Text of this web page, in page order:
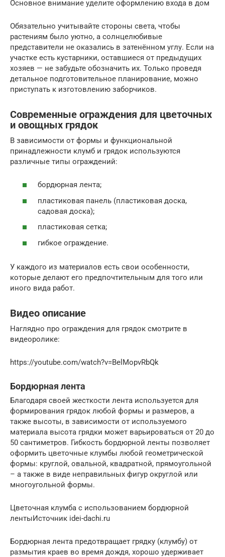
Основное внимание уделите оформлению входа в дом
Обязательно учитывайте стороны света, чтобы
растениям было уютно, а солнцелюбивые
представители не оказались в затенённом углу. Если на
участке есть кустарники, оставшиеся от предыдущих
хозяев — не забудьте обозначить их. Только проведя
детальное подготовительное планирование, можно
приступать к изготовлению заборчиков.
Современные ограждения для цветочных
и овощных грядок
В зависимости от формы и функциональной
принадлежности клумб и грядок используются
различные типы ограждений:
бордюрная лента;
пластиковая панель (пластиковая доска,
садовая доска);
пластиковая сетка;
гибкое ограждение.
У каждого из материалов есть свои особенности,
которые делают его предпочтительным для того или
иного вида работ.
Видео описание
Наглядно про ограждения для грядок смотрите в
видеоролике:
https://youtube.com/watch?v=BelMopvRbQk
Бордюрная лента
Благодаря своей жесткости лента используется для
формирования грядок любой формы и размеров, а
также высоты, в зависимости от используемого
материала высота грядки может варьироваться от 20 до
50 сантиметров. Гибкость бордюрной ленты позволяет
оформить цветочные клумбы любой геометрической
формы: круглой, овальной, квадратной, прямоугольной
– а также в виде неправильных фигур округлой или
многоугольной формы.
Цветочная клумба с использованием бордюрной
лентыИсточник idei-dachi.ru
Бордюрная лента предотвращает грядку (клумбу) от
размытия краев во время дождя, хорошо удерживает